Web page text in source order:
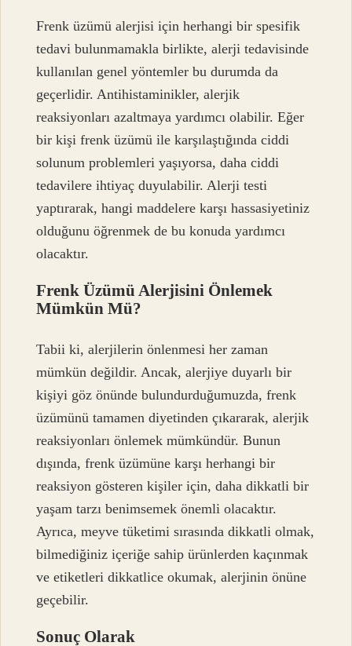
Frenk üzümü alerjisi için herhangi bir spesifik
tedavi bulunmamakla birlikte, alerji tedavisinde
kullanılan genel yöntemler bu durumda da
geçerlidir. Antihistaminikler, alerjik
reaksiyonları azaltmaya yardımcı olabilir. Eğer
bir kişi frenk üzümü ile karşılaştığında ciddi
solunum problemleri yaşıyorsa, daha ciddi
tedavilere ihtiyaç duyulabilir. Alerji testi
yaptırarak, hangi maddelere karşı hassasiyetiniz
olduğunu öğrenmek de bu konuda yardımcı
olacaktır.
Frenk Üzümü Alerjisini Önlemek
Mümkün Mü?
Tabii ki, alerjilerin önlenmesi her zaman
mümkün değildir. Ancak, alerjiye duyarlı bir
kişiyi göz önünde bulundurduğumuzda, frenk
üzümünü tamamen diyetinden çıkararak, alerjik
reaksiyonları önlemek mümkündür. Bunun
dışında, frenk üzümüne karşı herhangi bir
reaksiyon gösteren kişiler için, daha dikkatli bir
yaşam tarzı benimsemek önemli olacaktır.
Ayrıca, meyve tüketimi sırasında dikkatli olmak,
bilmediğiniz içeriğe sahip ürünlerden kaçınmak
ve etiketleri dikkatlice okumak, alerjinin önüne
geçebilir.
Sonuç Olarak